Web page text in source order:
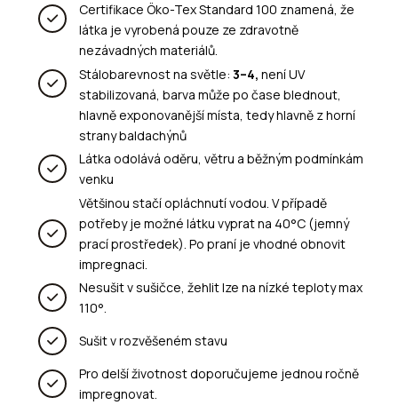
Certifikace Öko-Tex Standard 100 znamená, že
látka je vyrobená pouze ze zdravotně
nezávadných materiálů.
Stálobarevnost na světle: 3–4, není UV
stabilizovaná, barva může po čase blednout,
hlavně exponovanější místa, tedy hlavně z horní
strany baldachýnů
Látka odolává oděru, větru a běžným podmínkám
venku
Většinou stačí opláchnutí vodou. V případě
potřeby je možné látku vyprat na 40°C (jemný
prací prostředek). Po praní je vhodné obnovit
impregnaci.
Nesušit v sušičce, žehlit lze na nízké teploty max
110°.
Sušit v rozvěšeném stavu
Pro delší životnost doporučujeme jednou ročně
impregnovat.